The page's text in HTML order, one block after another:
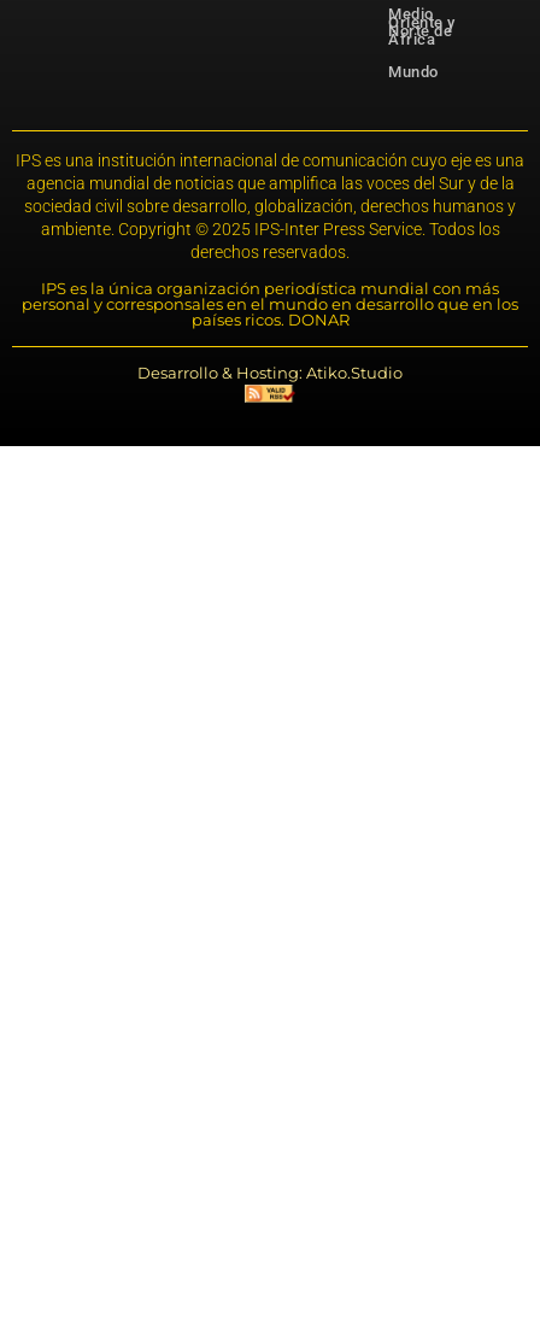
Medio
Oriente y
Norte de
África
Mundo
IPS es una institución internacional de comunicación cuyo eje es una
agencia mundial de noticias que amplifica las voces del Sur y de la
sociedad civil sobre desarrollo, globalización, derechos humanos y
ambiente. Copyright © 2025 IPS-Inter Press Service. Todos los
derechos reservados.
IPS es la única organización periodística mundial con más
personal y corresponsales en el mundo en desarrollo que en los
países ricos. DONAR
Desarrollo & Hosting: Atiko.Studio